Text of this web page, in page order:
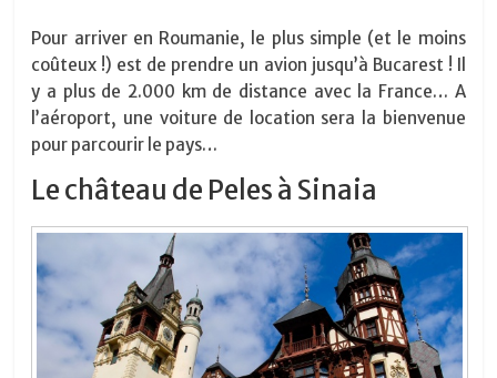
Pour arriver en Roumanie, le plus simple (et le moins
coûteux !) est de prendre un avion jusqu’à Bucarest ! Il
y a plus de 2.000 km de distance avec la France… A
l’aéroport, une voiture de location sera la bienvenue
pour parcourir le pays…
Le château de Peles à Sinaia